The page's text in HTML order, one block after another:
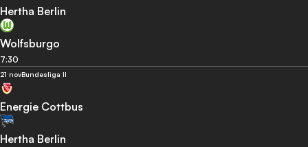
Hertha Berlin
Wolfsburgo
7:30
21 novBundesliga II
Energie Cottbus
Hertha Berlin